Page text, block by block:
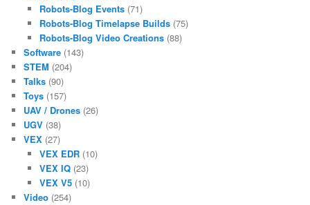
Robots-Blog Events(71)
Robots-Blog Timelapse Builds(75)
Robots-Blog Video Creations(88)
Software (143)
STEM (204)
Talks (90)
Toys (157)
UAV / Drones (26)
UGV (38)
VEX (27)
VEX EDR(10)
VEX IQ(23)
VEX V5(10)
Video (254)